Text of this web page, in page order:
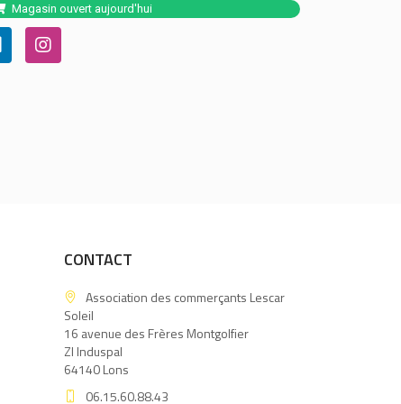
Magasin ouvert aujourd'hui
CONTACT
Association des commerçants Lescar
Soleil
16 avenue des Frères Montgolfier
ZI Induspal
64140 Lons
06.15.60.88.43